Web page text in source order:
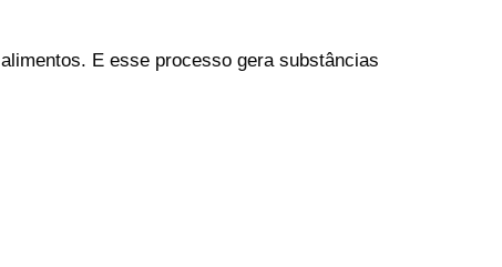
E esse processo gera substâncias